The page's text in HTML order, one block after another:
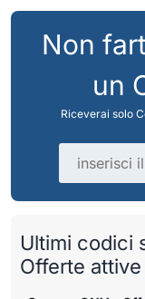
Non
un
Riceverai solo
Indirizzo
Ultimi codici
Offerte attive